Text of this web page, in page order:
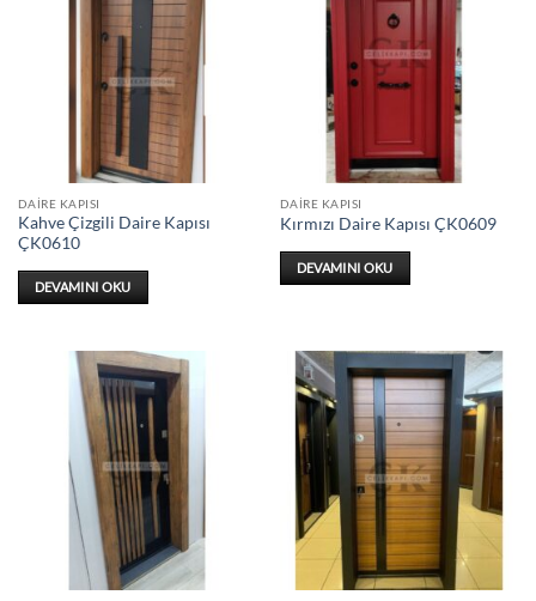
DAIRE KAPISI
Kahve Çizgili Daire Kapısı
ÇK0610
DEVAMINI OKU
DAIRE KAPISI
Kırmızı Daire Kapısı ÇK0609
DEVAMINI OKU